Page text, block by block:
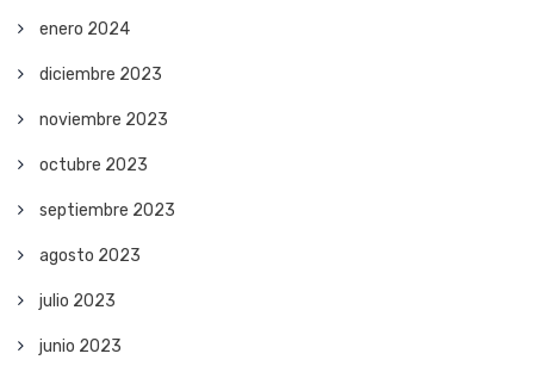
enero 2024
diciembre 2023
noviembre 2023
octubre 2023
septiembre 2023
agosto 2023
julio 2023
junio 2023